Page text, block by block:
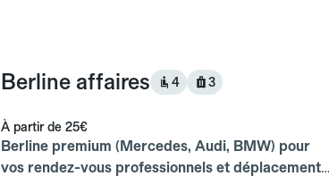
Berline affaires 4 3
À partir de 25€
Berline premium (Mercedes, Audi, BMW) pour
vos rendez-vous professionnels et déplacements